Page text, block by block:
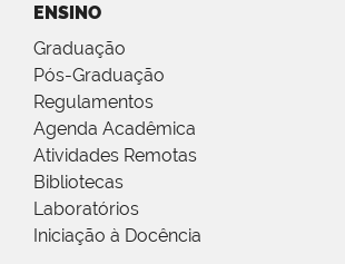
ENSINO
Graduação
Pós-Graduação
Regulamentos
Agenda Acadêmica
Atividades Remotas
Bibliotecas
Laboratórios
Iniciação à Docência